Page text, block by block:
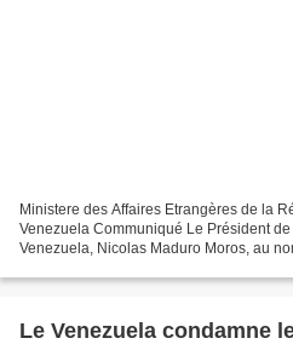
Ministere des Affaires Etrangères de la
Venezuela Communiqué Le Président
Venezuela, Nicolas Maduro Moros, au
Le Venezuela condamne